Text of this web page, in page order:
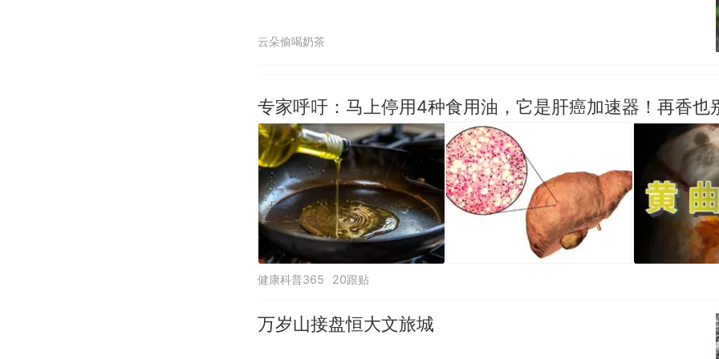
云朵偷喝奶茶
专家呼吁：马上停用4种食用油，它是肝癌加速器！再香也
健康科普365 20跟贴
万岁山接盘恒大文旅城